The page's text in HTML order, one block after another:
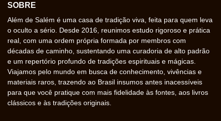
SOBRE
Além de Salém é uma casa de tradição viva, feita para quem leva
o oculto a sério. Desde 2016, reunimos estudo rigoroso e prática
real, com uma ordem própria formada por membros com
décadas de caminho, sustentando uma curadoria de alto padrão
e um repertório profundo de tradições espirituais e mágicas.
Viajamos pelo mundo em busca de conhecimento, vivências e
materiais raros, trazendo ao Brasil insumos antes inacessíveis
para que você pratique com mais fidelidade às fontes, aos livros
clássicos e às tradições originais.